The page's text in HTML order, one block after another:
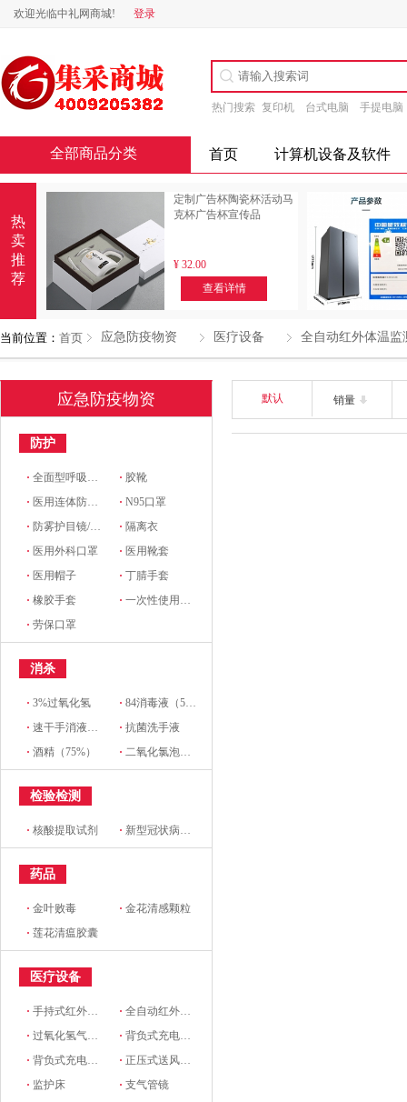
欢迎光临中礼网商城! 登录
热门搜索 复印机 台式电脑 手提电脑
全部商品分类 首页 计算机设备及软件
热
卖
推
荐
定制广告杯陶瓷杯活动马
克杯广告杯宣传品
¥ 32.00
查看详情
当前位置： 首页 应急防疫物资 医疗设备 全自动红外体温监
应急防疫物资
防护
·全面型呼吸防护器 · 胶靴
· 医用连体防护服 ·N95口罩
· 防雾护目镜/防护面罩 · 隔离衣
· 医用外科口罩 · 医用靴套
· 医用帽子 ·丁腈手套
·橡胶手套 ·一次性使用医用口罩
·劳保口罩
消杀
·3%过氧化氢 ·84消毒液（5%）
·速干手消液（主要有效成份过氧化氢） ·抗菌洗手液
·酒精（75%） ·二氧化氯泡腾片（10%）
检验检测
·核酸提取试剂 · 新型冠状病毒核酸检测试剂盒
药品
·金叶败毒 ·金花清感颗粒
·莲花清瘟胶囊
医疗设备
·手持式红外线测温仪 ·全自动红外体温监测仪
·过氧化氢气溶胶智能消毒机 ·背负式充电超低容量喷雾机（BK-2719）
·背负式充电超低容量喷雾器（MSB151) ·正压式送风系统
· 监护床 ·支气管镜
默认 销量